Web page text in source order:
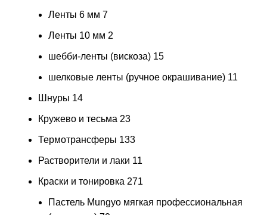
Ленты 6 мм 7
Ленты 10 мм 2
шебби-ленты (вискоза) 15
шелковые ленты (ручное окрашивание) 11
Шнуры 14
Кружево и тесьма 23
Термотрансферы 133
Растворители и лаки 11
Краски и тонировка 271
Пастель Mungyo мягкая профессиональная